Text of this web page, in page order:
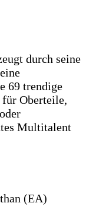
durch seine
69 trendige
Oberteile,
Multitalent
(EA)